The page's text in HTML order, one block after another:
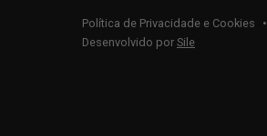
Política de Privacidade e Cookies •
Desenvolvido por Sile